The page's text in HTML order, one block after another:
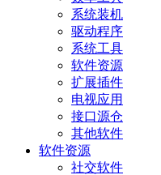
系统装机
驱动程序
系统工具
软件资源
扩展插件
电视应用
接口源仓
其他软件
软件资源
社交软件